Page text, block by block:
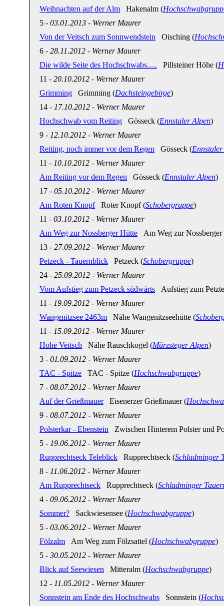
Weihnachten auf der Alm Hakenalm (
5 - 03.01.2013 - Werner Maurer
Von der Veitsch zum Sonnwendstein Oisching (
6 - 28.11.2012 - Werner Maurer
Die wilde Seite des Hochschwabs..... Pillsteiner Höhe (
11 - 20.10.2012 - Werner Maurer
Grimming Grimming (Dachsteingebirge)
14 - 17.10.2012 - Werner Maurer
Hochschwab vom Reiting Gösseck (Ennstaler Alpen)
9 - 12.10.2012 - Werner Maurer
Reiting, noch immer vor dem Regen Gösseck (
11 - 10.10.2012 - Werner Maurer
Am Reiting vor dem Regen Gösseck (Ennstaler Alpen)
17 - 05.10.2012 - Werner Maurer
Am Roten KnopfRoter Knopf (Schobergruppe)
11 - 03.10.2012 - Werner Maurer
Am Weg zur Nossberger Hütte Am Weg zur Nossberger
13 - 27.09.2012 - Werner Maurer
Petzeck - Tauernblick Petzeck (Schobergruppe)
24 - 25.09.2012 - Werner Maurer
Vom Aufstieg zum Petzeck südwärts Aufstieg zum
11 - 19.09.2012 - Werner Maurer
Wangenitzsee 2463m Nähe Wangenitzseehütte (
11 - 15.09.2012 - Werner Maurer
Hohe Veitsch Nähe Rauschkogel (Mürzsteger Alpen)
3 - 01.09.2012 - Werner Maurer
TAC - Spitze TAC - Spitze (Hochschwabgruppe)
7 - 08.07.2012 - Werner Maurer
Auf der GrießmauerEisenerzer Grießmauer (
9 - 08.07.2012 - Werner Maurer
Polsterkar - Ebenstein Zwischen Hinterem Polster und
5 - 19.06.2012 - Werner Maurer
Rupprechtseck Teleblick Rupprechtseck (Schladminger
8 - 11.06.2012 - Werner Maurer
Am Rupprechtseck Rupprechtseck (Schladminger
4 - 09.06.2012 - Werner Maurer
Sommer? Sackwiesensee (Hochschwabgruppe)
5 - 03.06.2012 - Werner Maurer
Fölzalm Am Weg zum Fölzsattel (Hochschwabgruppe)
5 - 30.05.2012 - Werner Maurer
Blick auf Seewiesen Mitteralm (Hochschwabgruppe)
12 - 11.05.2012 - Werner Maurer
Sonnstein am Ende des Hochschwabs Sonnstein (